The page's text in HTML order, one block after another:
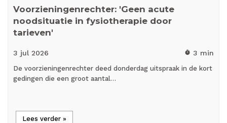
Voorzieningenrechter: 'Geen acute
noodsituatie in fysiotherapie door
tarieven'
3 jul 2026 timer 3 min
De voorzieningenrechter deed donderdag uitspraak in de kort
gedingen die een groot aantal…
Lees verder »